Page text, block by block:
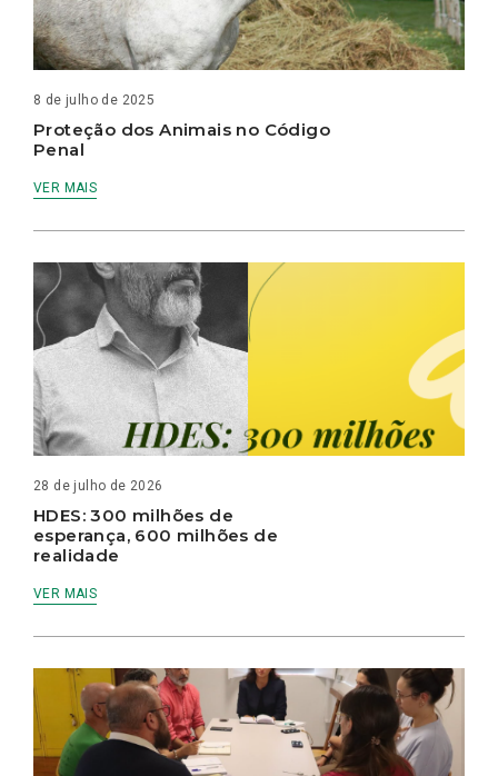
8 de julho de 2025
Proteção dos Animais no Código
Penal
VER MAIS
28 de julho de 2026
HDES: 300 milhões de
esperança, 600 milhões de
realidade
VER MAIS